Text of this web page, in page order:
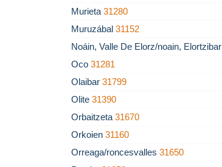
Murieta 31280
Muruzábal 31152
Noáin, Valle De Elorz/noain, Elortzibar
Oco 31281
Olaibar 31799
Olite 31390
Orbaitzeta 31670
Orkoien 31160
Orreaga/roncesvalles 31650